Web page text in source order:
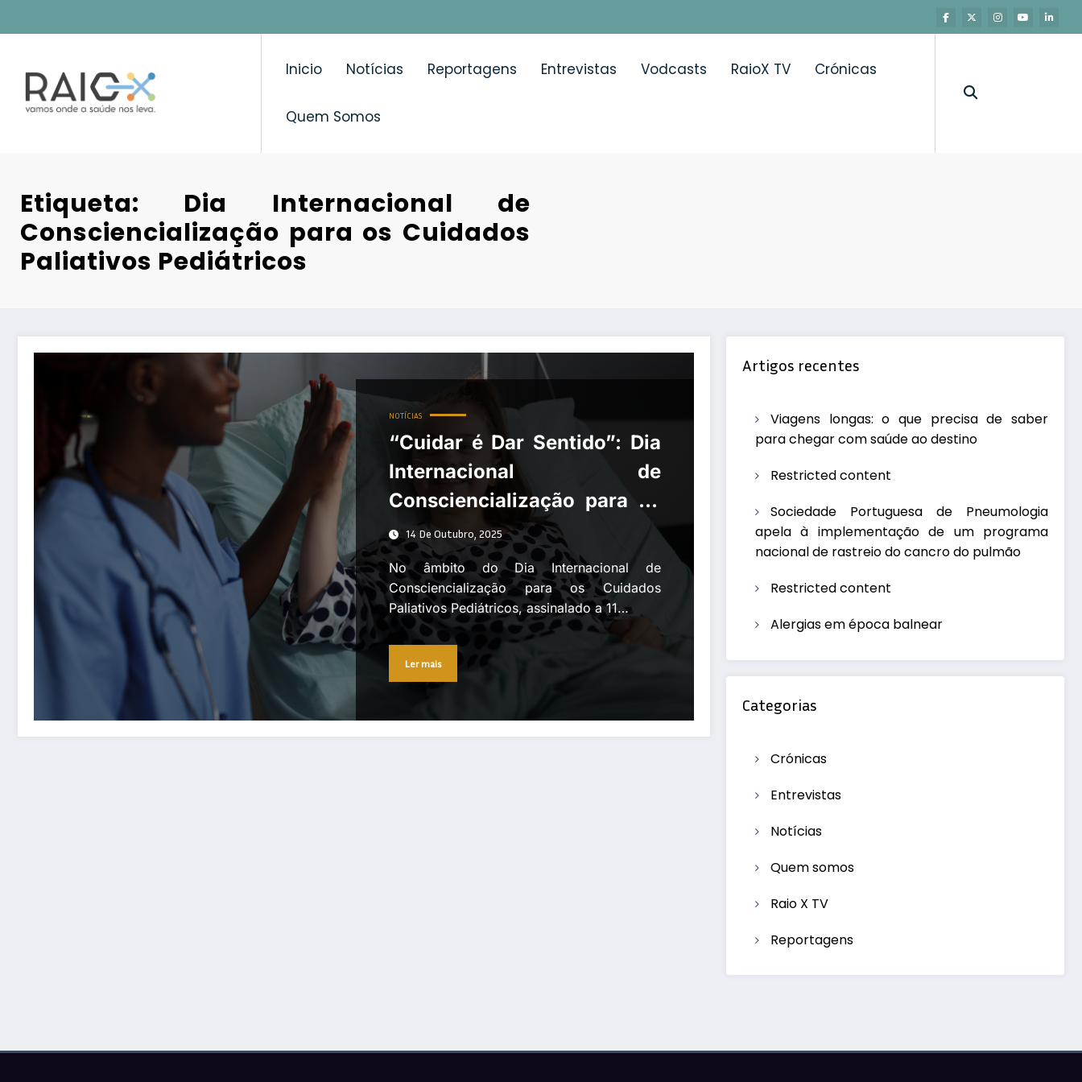
para
conteúdo
Inicio Notícias Reportagens Entrevistas Vodcasts RaioX TV Crónicas
Quem Somos
Etiqueta: Dia Internacional de
Consciencialização para os Cuidados
Paliativos Pediátricos
“Cuidar é Dar Sentido”: Dia Internacional de Consciencialização para os Cuidados Paliativos Pediátricos
NOTÍCIAS
“Cuidar é Dar Sentido”: Dia
Internacional de
Consciencialização para os
Cuidados Paliativos
Pediátricos
14 De Outubro, 2025
No âmbito do Dia Internacional de
Consciencialização para os Cuidados
Paliativos Pediátricos, assinalado a 11…
Ler mais
Artigos recentes
Viagens longas: o que precisa de saber
para chegar com saúde ao destino
Restricted content
Sociedade Portuguesa de Pneumologia
apela à implementação de um programa
nacional de rastreio do cancro do pulmão
Restricted content
Alergias em época balnear
Categorias
Crónicas
Entrevistas
Notícias
Quem somos
Raio X TV
Reportagens